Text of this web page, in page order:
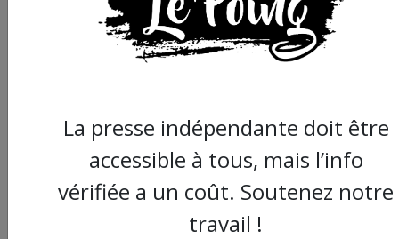
Nos articles sont gratuits car nous
La presse indépendante doit être
accessible à tous, mais l’info
vérifiée a un coût. Soutenez notre
travail !